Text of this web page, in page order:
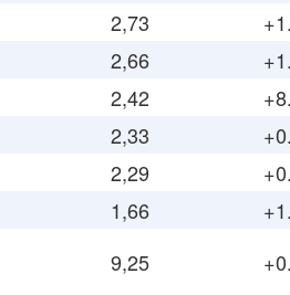
2,73
2,66
2,42
2,33
2,29
1,66
9,25